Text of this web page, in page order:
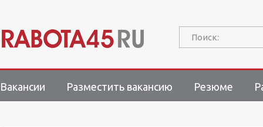
Поиск:
Вакансии Разместить вакансию Резюме